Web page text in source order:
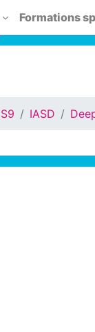
Formations
S9 IASD